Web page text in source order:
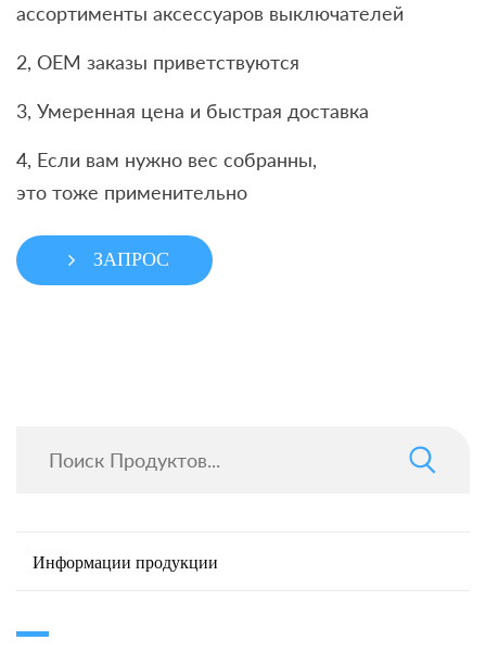
ассортименты аксессуаров выключателей
2, OEM заказы приветствуются
3, Умеренная цена и быстрая доставка
4, Если вам нужно вес собранны,
это тоже применительно
ЗАПРОС
Информации продукции